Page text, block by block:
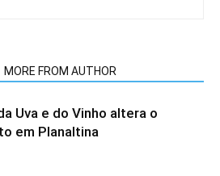
MORE FROM AUTHOR
Uva e do Vinho altera o
em Planaltina